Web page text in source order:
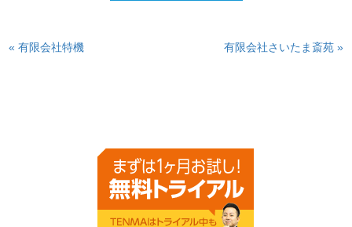
« 有限会社特機 有限会社さいたま斎苑 »